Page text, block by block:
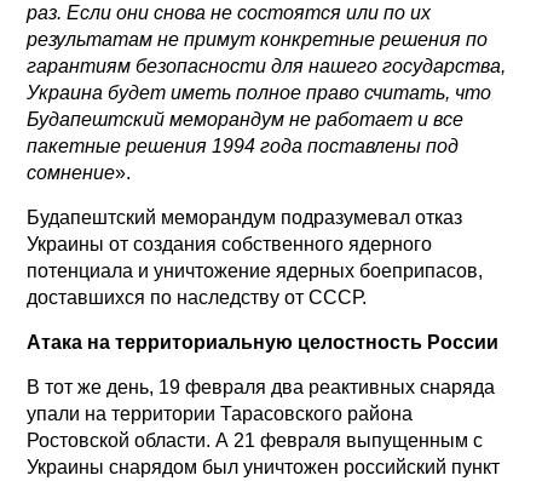
раз. Если они снова не состоятся или по их
результатам не примут конкретные решения по
гарантиям безопасности для нашего государства,
Украина будет иметь полное право считать, что
Будапештский меморандум не работает и все
пакетные решения 1994 года поставлены под
сомнение».
Будапештский меморандум подразумевал отказ
Украины от создания собственного ядерного
потенциала и уничтожение ядерных боеприпасов,
доставшихся по наследству от СССР.
Атака на территориальную целостность России
В тот же день, 19 февраля два реактивных снаряда
упали на территории Тарасовского района
Ростовской области. А 21 февраля выпущенным с
Украины снарядом был уничтожен российский пункт